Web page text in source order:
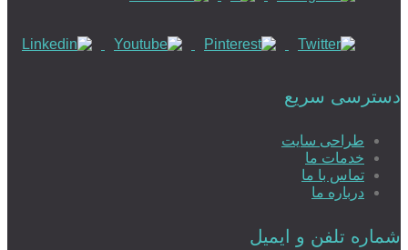
دسترسی سریع
طراحی سایت
خدمات ما
تماس با ما
درباره ما
شماره تلفن و ایمیل